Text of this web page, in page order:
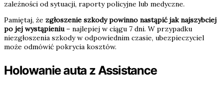
zależności od sytuacji, raporty policyjne lub medyczne.
Pamiętaj, że zgłoszenie szkody powinno nastąpić jak najszybciej
po jej wystąpieniu– najlepiej w ciągu 7 dni. W przypadku
niezgłoszenia szkody w odpowiednim czasie, ubezpieczyciel
może odmówić pokrycia kosztów.
Holowanie auta z Assistance